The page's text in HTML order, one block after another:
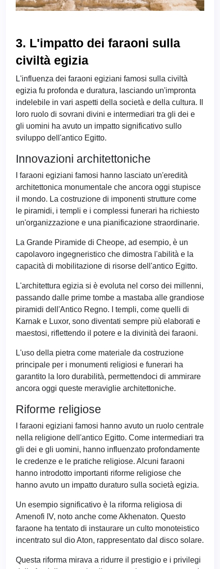
3. L'impatto dei faraoni sulla
civiltà egizia
L'influenza dei faraoni egiziani famosi sulla civiltà
egizia fu profonda e duratura, lasciando un'impronta
indelebile in vari aspetti della società e della cultura. Il
loro ruolo di sovrani divini e intermediari tra gli dei e
gli uomini ha avuto un impatto significativo sullo
sviluppo dell'antico Egitto.
Innovazioni architettoniche
I faraoni egiziani famosi hanno lasciato un'eredità
architettonica monumentale che ancora oggi stupisce
il mondo. La costruzione di imponenti strutture come
le piramidi, i templi e i complessi funerari ha richiesto
un'organizzazione e una pianificazione straordinarie.
La Grande Piramide di Cheope, ad esempio, è un
capolavoro ingegneristico che dimostra l'abilità e la
capacità di mobilitazione di risorse dell'antico Egitto.
L'architettura egizia si è evoluta nel corso dei millenni,
passando dalle prime tombe a mastaba alle grandiose
piramidi dell'Antico Regno. I templi, come quelli di
Karnak e Luxor, sono diventati sempre più elaborati e
maestosi, riflettendo il potere e la divinità dei faraoni.
L'uso della pietra come materiale da costruzione
principale per i monumenti religiosi e funerari ha
garantito la loro durabilità, permettendoci di ammirare
ancora oggi queste meraviglie architettoniche.
Riforme religiose
I faraoni egiziani famosi hanno avuto un ruolo centrale
nella religione dell'antico Egitto. Come intermediari tra
gli dei e gli uomini, hanno influenzato profondamente
le credenze e le pratiche religiose. Alcuni faraoni
hanno introdotto importanti riforme religiose che
hanno avuto un impatto duraturo sulla società egizia.
Un esempio significativo è la riforma religiosa di
Amenofi IV, noto anche come Akhenaton. Questo
faraone ha tentato di instaurare un culto monoteistico
incentrato sul dio Aton, rappresentato dal disco solare.
Questa riforma mirava a ridurre il prestigio e i privilegi